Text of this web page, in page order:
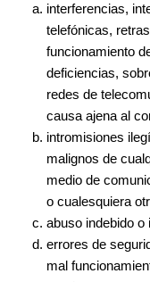
interferencias,
telefónicas,
funcionamiento
deficiencias,
redes de
causa ajena al
intromisiones
malignos de
medio de
o cualesquiera
abuso indebido o
errores de
mal